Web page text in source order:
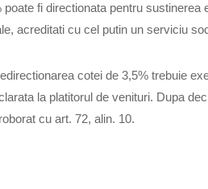
poate fi directionata pentru
acreditati cu cel putin un serviciu
cotei de 3,5% trebuie
la platitorul de venituri. Dupa
cu art. 72, alin. 10.